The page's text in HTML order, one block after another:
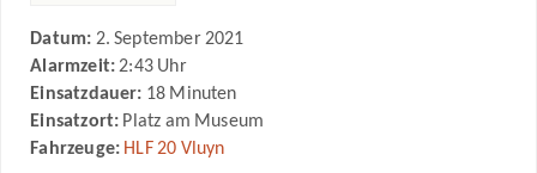
Datum: 2. September 2021
Alarmzeit:2:43 Uhr
Einsatzdauer: 18 Minuten
Einsatzort: Platz am Museum
Fahrzeuge: HLF 20 Vluyn